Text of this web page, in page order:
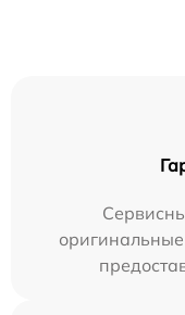
оригинальные